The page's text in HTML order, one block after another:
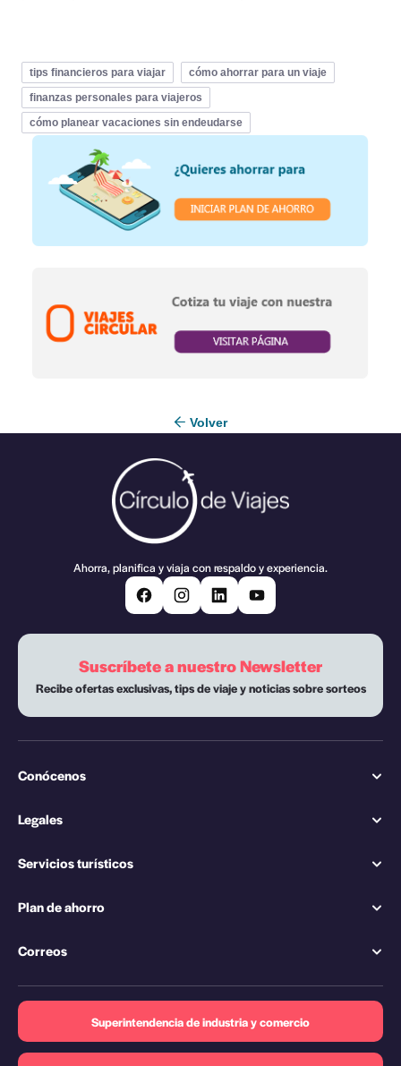
tips financieros para viajar
cómo ahorrar para un viaje
finanzas personales para viajeros
cómo planear vacaciones sin endeudarse
Volver
Ahorra, planifica y viaja con respaldo y experiencia.
Suscríbete a nuestro Newsletter
Recibe ofertas exclusivas, tips de viaje y noticias sobre sorteos
Conócenos
Legales
Servicios turísticos
Plan de ahorro
Correos
Superintendencia de industria y comercio